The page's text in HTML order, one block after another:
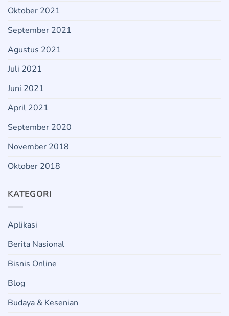
Oktober 2021
September 2021
Agustus 2021
Juli 2021
Juni 2021
April 2021
September 2020
November 2018
Oktober 2018
KATEGORI
Aplikasi
Berita Nasional
Bisnis Online
Blog
Budaya & Kesenian